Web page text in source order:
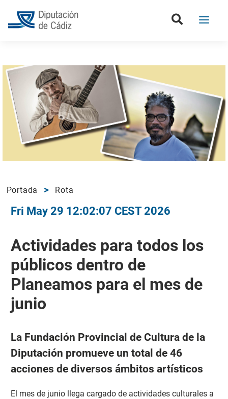
Portada Rota
Fri May 29 12:02:07 CEST 2026
Actividades para todos los
públicos dentro de
Planeamos para el mes de
junio
La Fundación Provincial de Cultura de la
Diputación promueve un total de 46
acciones de diversos ámbitos artísticos
El mes de junio llega cargado de actividades culturales a